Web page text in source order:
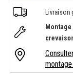
montage